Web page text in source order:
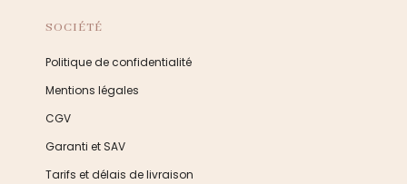
SOCIÉTÉ
Politique de confidentialité
Mentions légales
CGV
Garanti et SAV
Tarifs et délais de livraison